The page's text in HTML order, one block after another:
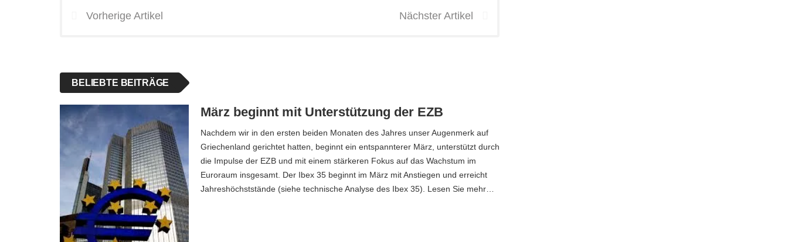
Vorherige Artikel Nächster Artikel
BELIEBTE BEITRÄGE
März beginnt mit Unterstützung der EZB
Nachdem wir in den ersten beiden Monaten des Jahres unser Augenmerk auf
Griechenland gerichtet hatten, beginnt ein entspannterer März, unterstützt durch
die Impulse der EZB und mit einem stärkeren Fokus auf das Wachstum im
Euroraum insgesamt. Der Ibex 35 beginnt im März mit Anstiegen und erreicht
Jahreshöchststände (siehe technische Analyse des Ibex 35). Lesen Sie mehr…